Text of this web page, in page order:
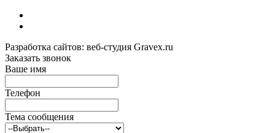
Разработка сайтов: веб-студия Gravex.ru
Заказать звонок
Ваше имя
Телефон
Тема сообщения